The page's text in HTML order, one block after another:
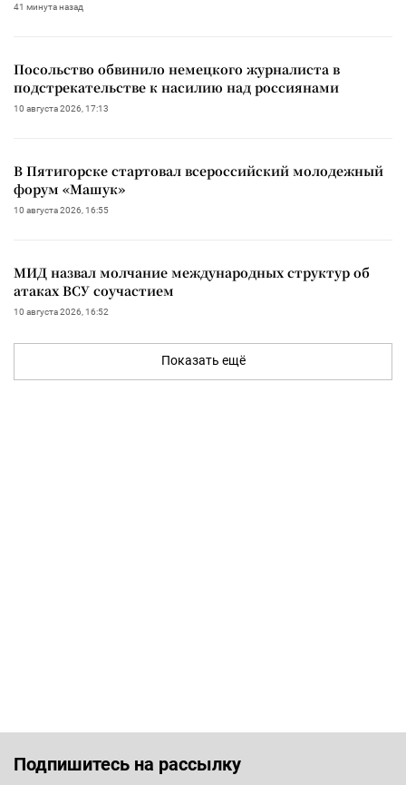
41 минута назад
Посольство обвинило немецкого журналиста в
подстрекательстве к насилию над россиянами
10 августа 2026, 17:13
В Пятигорске стартовал всероссийский молодежный
форум «Машук»
10 августа 2026, 16:55
МИД назвал молчание международных структур об
атаках ВСУ соучастием
10 августа 2026, 16:52
Показать ещё
Подпишитесь на рассылку